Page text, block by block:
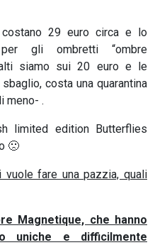
29 euro circa e lo
gli ombretti “ombre
siamo sui 20 euro e le
costa una quarantina
meno- .
limited edition Butterflies
🙁
vuole fare una pazzia, quali
Magnetique, che hanno
uniche e difficilmente